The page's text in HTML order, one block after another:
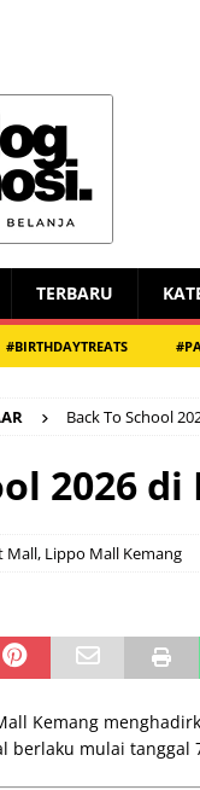
TERBARU
#BIRTHDAYTREATS
Back To School
2026
Mall, Lippo Mall Kemang
Kemang
mulai tanggal